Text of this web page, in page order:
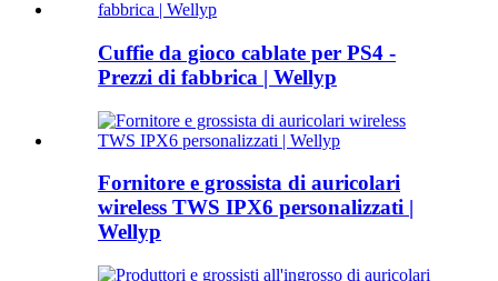
Cuffie da gioco cablate per PS4 -
Prezzi di fabbrica | Wellyp
Fornitore e grossista di auricolari
wireless TWS IPX6 personalizzati |
Wellyp